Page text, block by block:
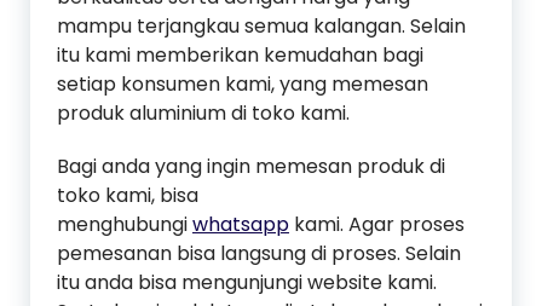
mampu terjangkau semua kalangan. Selain
itu kami memberikan kemudahan bagi
setiap konsumen kami, yang memesan
produk aluminium di toko kami.
Bagi anda yang ingin memesan produk di
toko kami, bisa
menghubungiwhatsapp kami. Agar proses
pemesanan bisa langsung di proses. Selain
itu anda bisa mengunjungi website kami.